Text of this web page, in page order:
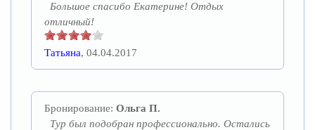
Большое спасибо Екатерине! Отдыx
отличный!
Татьяна, 04.04.2017
Бронирование: Ольга П.
Тур был подобран профессионально. Остались